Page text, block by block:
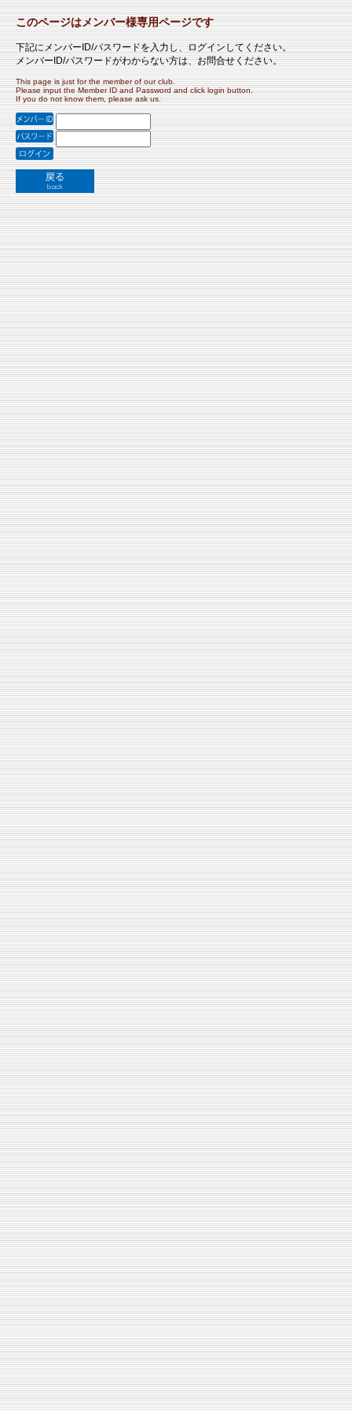
このページはメンバー様専用ページです
下記にメンバーID/パスワードを入力し、ログインしてください。
メンバーID/パスワードがわからない方は、お問合せください。
This page is just for the member of our club.
Please input the Member ID and Password and click login button.
If you do not know them, please ask us.